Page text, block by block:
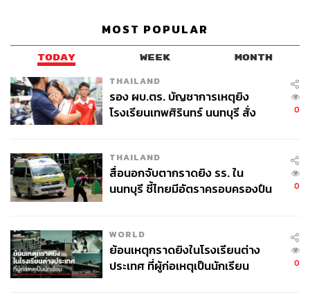
TAGS: ธุรกิจ ตลาดหลักทรัพย์แห่งประเทศไทย (ตลท.)
IPO
ราคาหุ้น TIDLOR
ABOUT THE AUTHOR
MOST POPULAR
TODAY WEEK MONTH
THAILAND
รอง ผบ.ตร. บัญชาการเหตุยิง
โรงเรียนเทพศิรินทร์ นนทบุรี สั่ง
0
THAILAND
สื่อนอกจับตากราดยิง รร. ใน
นนทบุรี ชี้ไทยมีอัตราครอบครองปืน
0
WORLD
ย้อนเหตุกราดยิงในโรงเรียนต่าง
ประเทศ ที่ผู้ก่อเหตุเป็นนักเรียน
0